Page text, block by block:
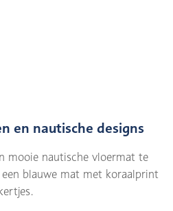
en nautische designs
mooie nautische vloermat te
blauwe mat met koraalprint